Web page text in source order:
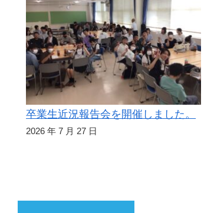
卒業生近況報告会を開催しました。
2026 年 7 月 27 日